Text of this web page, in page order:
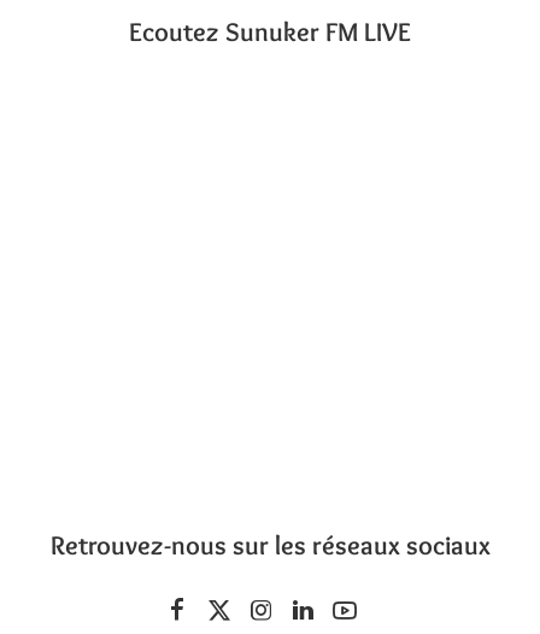
Ecoutez Sunuker FM LIVE
Retrouvez-nous sur les réseaux sociaux